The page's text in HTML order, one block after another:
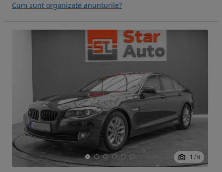
Cum sunt organizate anunturile?
1 / 6